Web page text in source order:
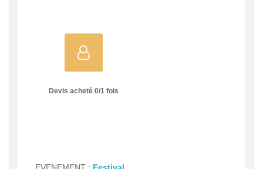
Devis acheté 0/1fois